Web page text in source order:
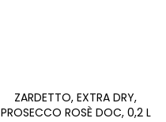
ZARDETTO, EXTRA DRY,
PROSECCO ROSÈ DOC, 0,2 L